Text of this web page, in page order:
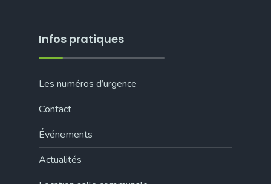
Infos pratiques
Les numéros d’urgence
Contact
Événements
Actualités